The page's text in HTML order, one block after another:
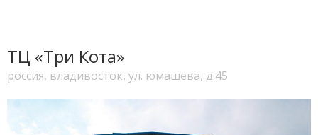
ТЦ «Три Кота»
россия, владивосток, ул. юмашева, д.45